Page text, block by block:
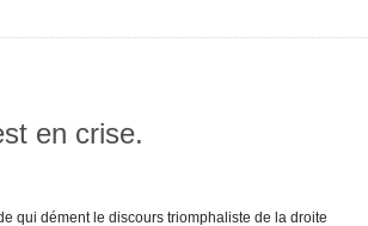
en crise.
qui dément le discours triomphaliste de la droite